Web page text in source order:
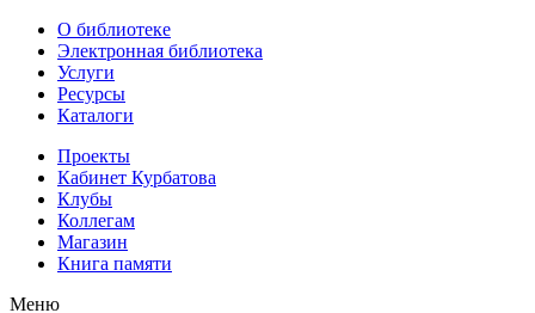
О библиотеке
Электронная библиотека
Услуги
Ресурсы
Каталоги
Проекты
Кабинет Курбатова
Клубы
Коллегам
Магазин
Книга памяти
Меню